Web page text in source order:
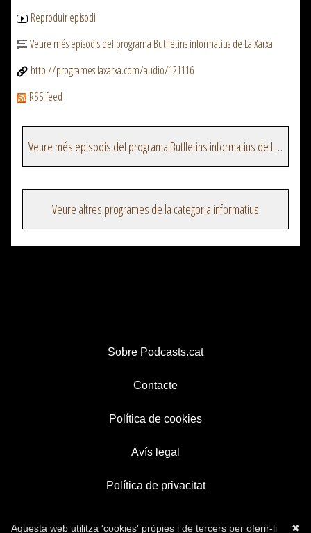
Reproduir episodi
Veure més episodis del programa Butlletins informatius de La Xarxa
http://programes.laxarxa.com/audio/121116
RSS feed
Veure més episodis del programa Butlletins informatius de La Xarxa
Veure altres programes de la categoria informatius
Sobre Podcasts.cat
Contacte
Política de cookies
Avís legal
Política de privacitat
✖
Aquesta web utilitza 'cookies' pròpies i de tercers per oferir-li